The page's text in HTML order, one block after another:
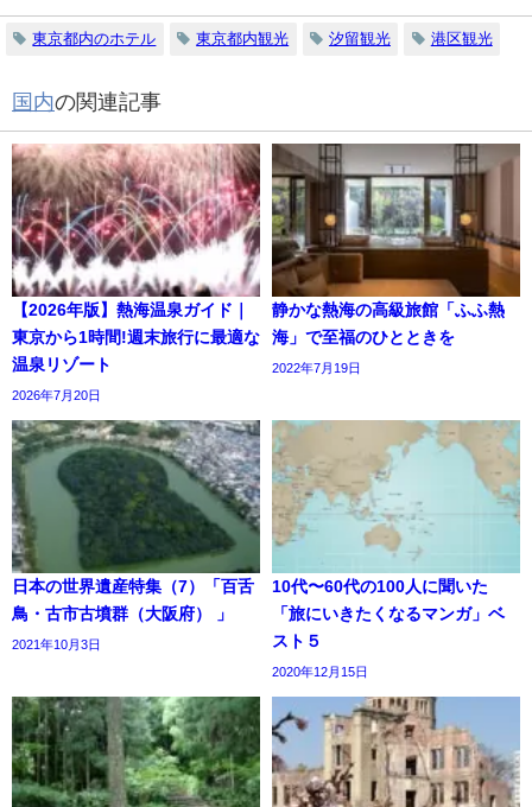
東京都内のホテル 東京都内観光 汐留観光 港区観光
国内の関連記事
【2026年版】熱海温泉ガイド｜
東京から1時間!週末旅行に最適な
温泉リゾート
2026年7月20日
静かな熱海の高級旅館「ふふ熱
海」で至福のひとときを
2022年7月19日
日本の世界遺産特集（7）「百舌
鳥・古市古墳群（大阪府） 」
2021年10月3日
10代〜60代の100人に聞いた
「旅にいきたくなるマンガ」ベ
スト５
2020年12月15日